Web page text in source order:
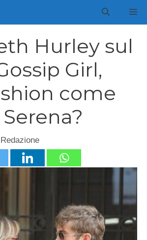
Hurley sul
Girl,
come
Redazione